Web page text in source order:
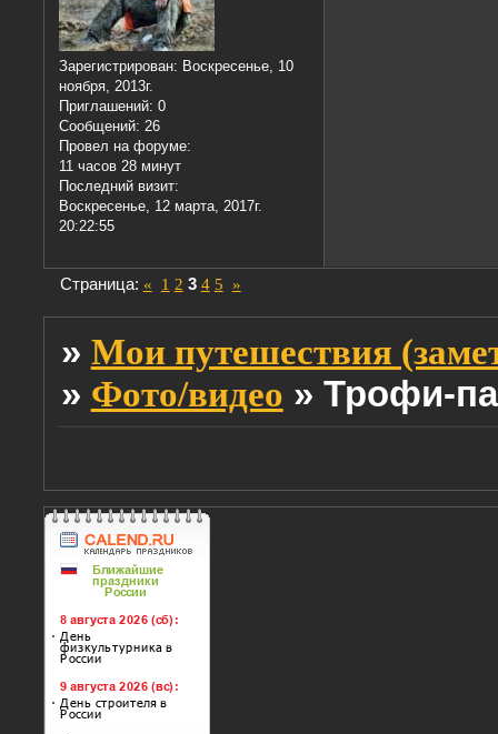
Зарегистрирован: Воскресенье, 10
ноября, 2013г.
Приглашений: 0
Сообщений: 26
Провел на форуме:
11 часов 28 минут
Последний визит:
Воскресенье, 12 марта, 2017г.
20:22:55
Страница: « 1 2 3 4 5 »
» Мои путешествия
» Фото/видео » Трофи-